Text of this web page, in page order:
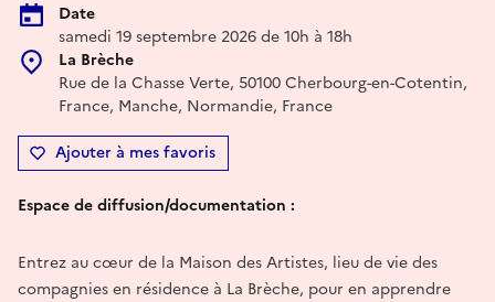
Date
samedi 19 septembre 2026 de 10h à 18h
La Brèche
Rue de la Chasse Verte, 50100 Cherbourg-en-Cotentin,
France, Manche, Normandie, France
Ajouter à mes favoris
Espace de diffusion/documentation :
Entrez au cœur de la Maison des Artistes, lieu de vie des
compagnies en résidence à La Brèche, pour en apprendre